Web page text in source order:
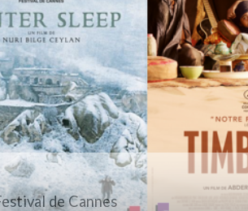
de Cannes